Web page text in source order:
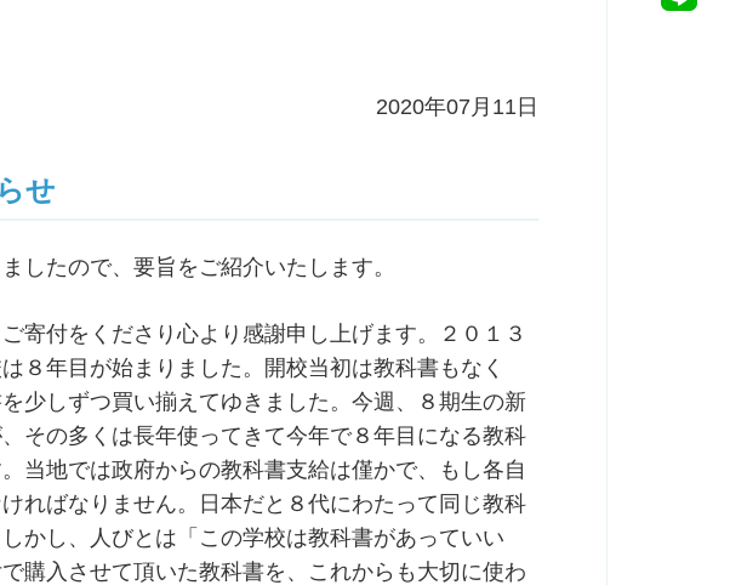
2020年07月11日
せ
したので、要旨をご紹介いたします。
寄付をくださり心より感謝申し上げます。２０１３
８年目が始まりました。開校当初は教科書もなく
少しずつ買い揃えてゆきました。今週、８期生の新
その多くは長年使ってきて今年で８年目になる教科
当地では政府からの教科書支給は僅かで、もし各自
ればなりません。日本だと８代にわたって同じ教科
かし、人びとは「この学校は教科書があっていい
購入させて頂いた教科書を、これからも大切に使わ